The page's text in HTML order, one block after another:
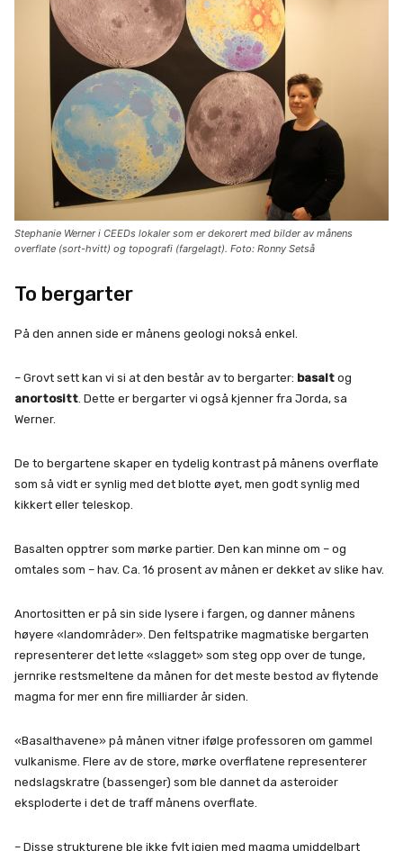
Stephanie Werner i CEEDs lokaler som er dekorert med bilder av månens
overflate (sort-hvitt) og topografi (fargelagt). Foto: Ronny Setså
To bergarter
På den annen side er månens geologi nokså enkel.
– Grovt sett kan vi si at den består av to bergarter: basalt og
anortositt . Dette er bergarter vi også kjenner fra Jorda, sa
Werner.
De to bergartene skaper en tydelig kontrast på månens overflate
som så vidt er synlig med det blotte øyet, men godt synlig med
kikkert eller teleskop.
Basalten opptrer som mørke partier. Den kan minne om – og
omtales som – hav. Ca. 16 prosent av månen er dekket av slike hav.
Anortositten er på sin side lysere i fargen, og danner månens
høyere «landområder». Den feltspatrike magmatiske bergarten
representerer det lette «slagget» som steg opp over de tunge,
jernrike restsmeltene da månen for det meste bestod av flytende
magma for mer enn fire milliarder år siden.
«Basalthavene» på månen vitner ifølge professoren om gammel
vulkanisme. Flere av de store, mørke overflatene representerer
nedslagskratre (bassenger) som ble dannet da asteroider
eksploderte i det de traff månens overflate.
– Disse strukturene ble ikke fylt igjen med magma umiddelbart